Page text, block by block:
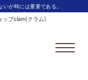
が時には重要である。
ップclam(クラム)